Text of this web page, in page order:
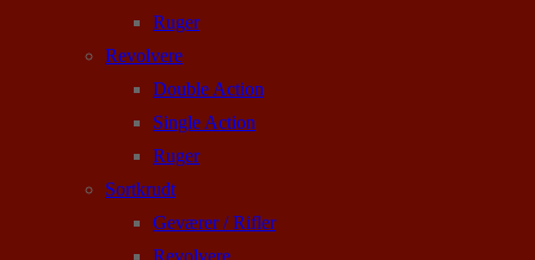
Ruger
Revolvere
Double Action
Single Action
Ruger
Sortkrudt
Geværer / Rifler
Revolvere